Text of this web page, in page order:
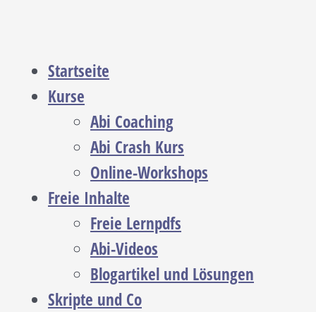
Startseite
Kurse
Abi Coaching
Abi Crash Kurs
Online-Workshops
Freie Inhalte
Freie Lernpdfs
Abi-Videos
Blogartikel und Lösungen
Skripte und Co